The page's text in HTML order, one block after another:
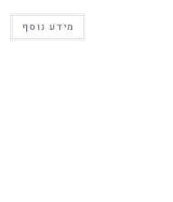
מידע נוסף